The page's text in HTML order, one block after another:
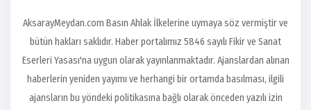
AksarayMeydan.com Basın Ahlak İlkelerine uymaya söz vermiştir ve
bütün hakları saklıdır. Haber portalımız 5846 sayılı Fikir ve Sanat
Eserleri Yasası'na uygun olarak yayınlanmaktadır. Ajanslardan alınan
haberlerin yeniden yayımı ve herhangi bir ortamda basılması, ilgili
ajansların bu yöndeki politikasına bağlı olarak önceden yazılı izin